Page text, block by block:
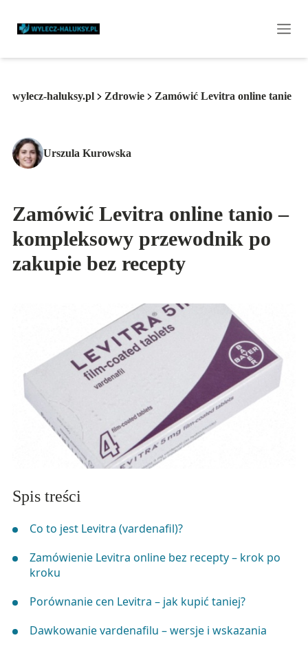
wylecz-haluksy.pl Zdrowie Zamówić Levitra online tanie
Urszula Kurowska
Zamówić Levitra online tanio –
kompleksowy przewodnik po
zakupie bez recepty
Spis treści
Co to jest Levitra (vardenafil)?
Zamówienie Levitra online bez recepty – krok po
kroku
Porównanie cen Levitra – jak kupić taniej?
Dawkowanie vardenafilu – wersje i wskazania